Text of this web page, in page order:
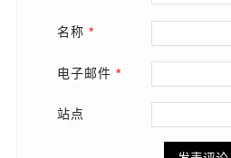
名称 *
电子邮件 *
站点